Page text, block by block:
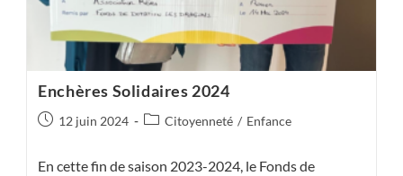
Enchères Solidaires 2024
Publication
12 juin 2024
PostCitoyenneté / Enfance
En cette fin de saison 2023-2024, le Fonds de